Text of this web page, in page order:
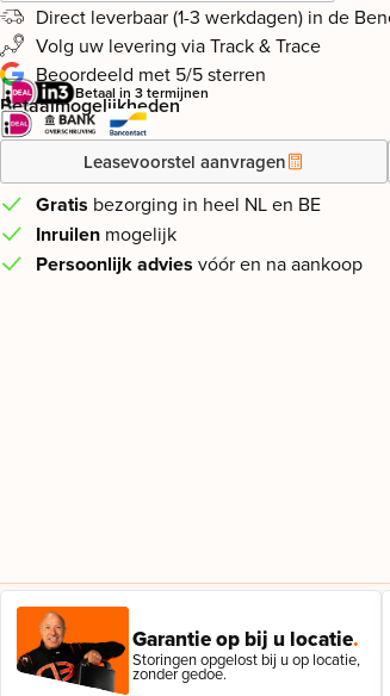
Direct leverbaar (1-3 werkdagen) in de
Volg uw levering via Track & Trace
Beoordeeld met 5/5 sterren
Betaal in 3 termijnen
Betaalmogelijkheden
Leasevoorstel aanvragen
Gratis bezorging in heel NL en BE
Inruilen mogelijk
Persoonlijk advies vóór en na aankoop
Garantie op bij u locatie.
Storingen opgelost bij u op locatie,
zonder gedoe.